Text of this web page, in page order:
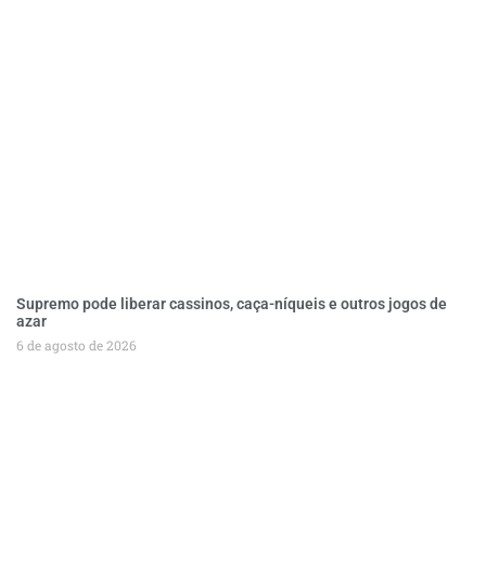
Supremo pode liberar cassinos, caça-níqueis e outros jogos de
azar
6 de agosto de 2026